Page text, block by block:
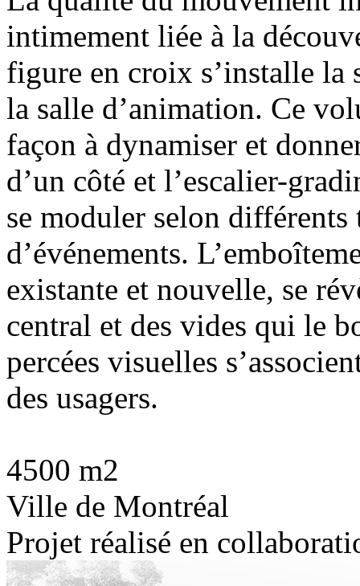
intimement liée à la
figure en croix s’installe la
la salle d’animation. Ce
façon à dynamiser et
d’un côté et l’escalier-
se moduler selon différents
d’événements.
existante et nouvelle, se
central et des vides qui le
percées visuelles
des usagers.
4500 m2
Ville de Montréal
Projet réalisé en